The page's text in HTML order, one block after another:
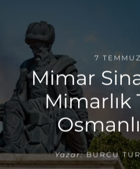
7
Mimar
Mimarlık
Yazar: BURCU